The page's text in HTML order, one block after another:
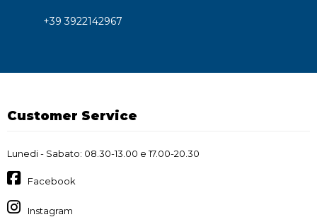
+39 3922142967
Customer Service
Lunedi - Sabato: 08.30-13.00 e 17.00-20.30
Facebook
Instagram